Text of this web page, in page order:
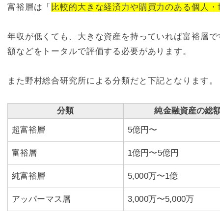
富裕層は「 比較的大きな経済力や購買力のある個人・
年収が低くても、大きな資産を持っていれば富裕層
額などをトータルで評価する必要があります。
また野村総合研究所による分類だと下記となります。
分類 純金融資産の総
超富裕層 5億円〜
富裕層 1億円〜5億円
純富裕層 5,000万〜1億
アッパーマス層 3,000万〜5,000万